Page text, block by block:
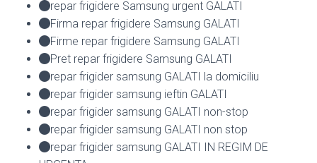
repar frigidere Samsung urgent GALATI
Firma repar frigidere Samsung GALATI
Firme repar frigidere Samsung GALATI
Pret repar frigidere Samsung GALATI
repar frigider samsung GALATI la domiciliu
repar frigider samsung ieftin GALATI
repar frigider samsung GALATI non-stop
repar frigider samsung GALATI non stop
repar frigider samsung GALATI IN REGIM DE